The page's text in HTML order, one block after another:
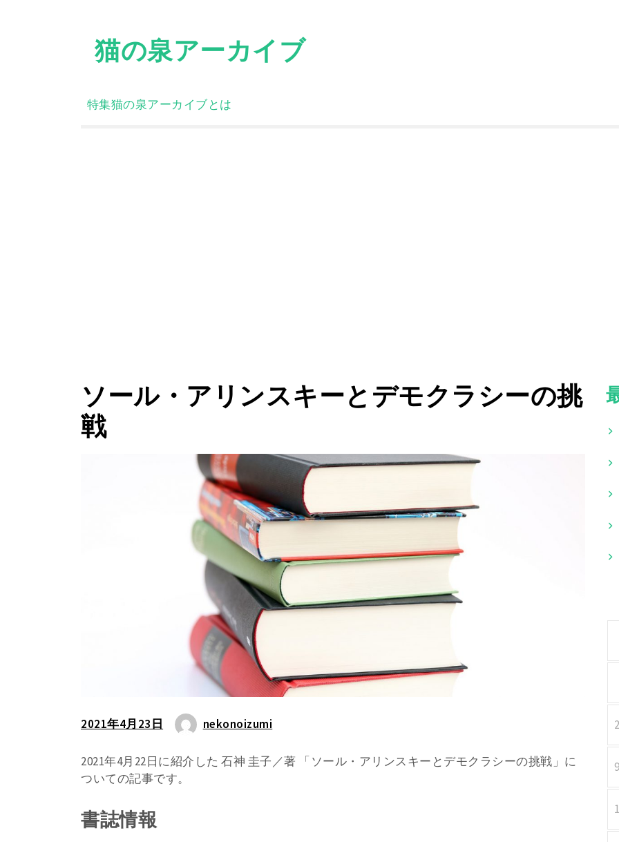
猫の泉アーカイブ
特集猫の泉アーカイブとは
ソール・アリンスキーとデモクラシーの挑
戦
2021年4月23日 nekonoizumi
2021年4月22日に紹介した 石神 圭子／著 「ソール・アリンスキーとデモクラシーの挑戦」に
ついての記事です。
書誌情報